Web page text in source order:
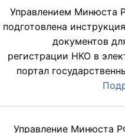
Управлением Минюста
подготовлена
документов
регистрации НКО в
портал
Управление Минюста